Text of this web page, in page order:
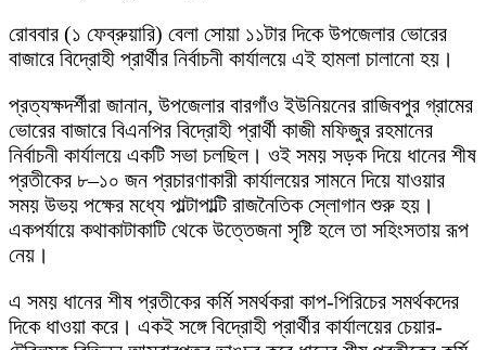
রোববার (১ ফেব্রুয়ারি) বেলা সোয়া ১১টার দিকে উপজেলার ভোরের
বাজারে বিদ্রোহী প্রার্থীর নির্বাচনী কার্যালয়ে এই হামলা চালানো হয়।
প্রত্যক্ষদর্শীরা জানান, উপজেলার বারগাঁও ইউনিয়নের রাজিবপুর গ্রামের
ভোরের বাজারে বিএনপির বিদ্রোহী প্রার্থী কাজী মফিজুর রহমানের
নির্বাচনী কার্যালয়ে একটি সভা চলছিল। ওই সময় সড়ক দিয়ে ধানের শীষ
প্রতীকের ৮–১০ জন প্রচারণাকারী কার্যালয়ের সামনে দিয়ে যাওয়ার
সময় উভয় পক্ষের মধ্যে পাল্টাপাল্টি রাজনৈতিক স্লোগান শুরু হয়।
একপর্যায়ে কথাকাটাকাটি থেকে উত্তেজনা সৃষ্টি হলে তা সহিংসতায় রূপ
নেয়।
এ সময় ধানের শীষ প্রতীকের কর্মি সমর্থকরা কাপ-পিরিচের সমর্থকদের
দিকে ধাওয়া করে। একই সঙ্গে বিদ্রোহী প্রার্থীর কার্যালয়ের চেয়ার-